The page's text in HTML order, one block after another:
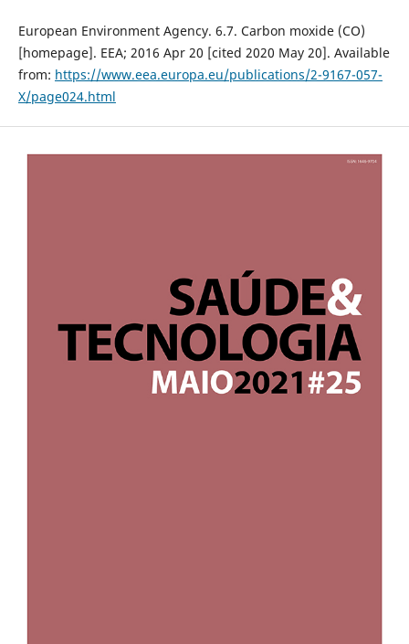
European Environment Agency. 6.7. Carbon moxide (CO)
[homepage]. EEA; 2016 Apr 20 [cited 2020 May 20]. Available
from: https://www.eea.europa.eu/publications/2-9167-057-
X/page024.html